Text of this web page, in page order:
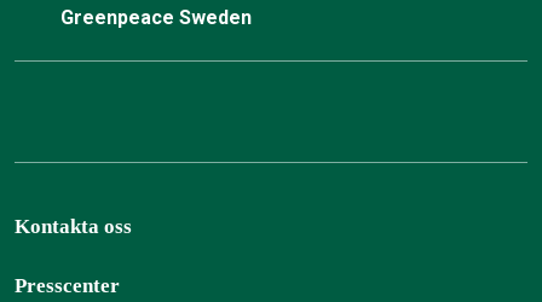
Greenpeace Sweden
Kontakta oss
Presscenter